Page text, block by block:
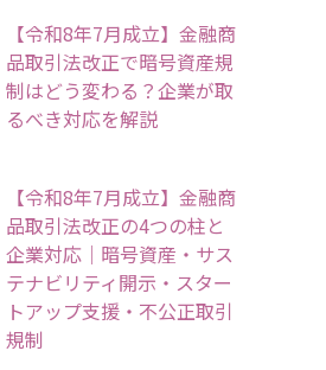
【令和8年7月成立】金融商
品取引法改正で暗号資産規
制はどう変わる？企業が取
るべき対応を解説
【令和8年7月成立】金融商
品取引法改正の4つの柱と
企業対応｜暗号資産・サス
テナビリティ開示・スター
トアップ支援・不公正取引
規制